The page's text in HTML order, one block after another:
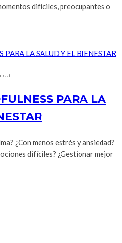
difíciles, preocupantes o
PARA LA
¿Con menos estrés y ansiedad?
difíciles? ¿Gestionar mejor